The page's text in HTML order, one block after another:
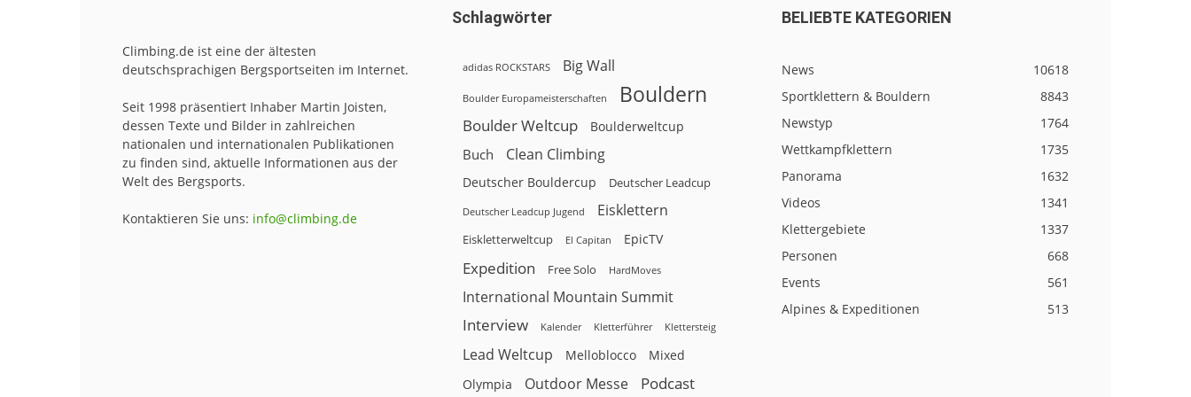
Climbing.de ist eine der ältesten
deutschsprachigen Bergsportseiten im Internet.
Seit 1998 präsentiert Inhaber Martin Joisten,
dessen Texte und Bilder in zahlreichen
nationalen und internationalen Publikationen
zu finden sind, aktuelle Informationen aus der
Welt des Bergsports.
Kontaktieren Sie uns: info@climbing.de
Schlagwörter
adidas ROCKSTARS Big Wall
Boulder Europameisterschaften Bouldern
Boulder Weltcup Boulderweltcup
Buch Clean Climbing
Deutscher Bouldercup Deutscher Leadcup
Deutscher Leadcup Jugend Eisklettern
Eiskletterweltcup El Capitan EpicTV
Expedition Free Solo HardMoves
International Mountain Summit
Interview Kalender Kletterführer Klettersteig
Lead Weltcup Melloblocco Mixed
Olympia Outdoor Messe Podcast
BELIEBTE KATEGORIEN
News
10618
Sportklettern & Bouldern
8843
Newstyp
1764
Wettkampfklettern
1735
Panorama
1632
Videos
1341
Klettergebiete
1337
Personen
668
Events
561
Alpines & Expeditionen
513